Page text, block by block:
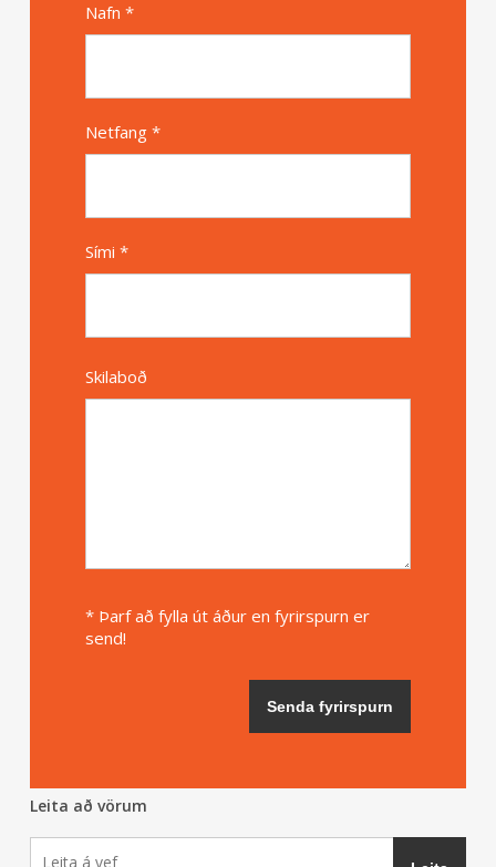
Nafn *
Netfang *
Sími *
Skilaboð
* Þarf að fylla út áður en fyrirspurn er
send!
Leita að vörum